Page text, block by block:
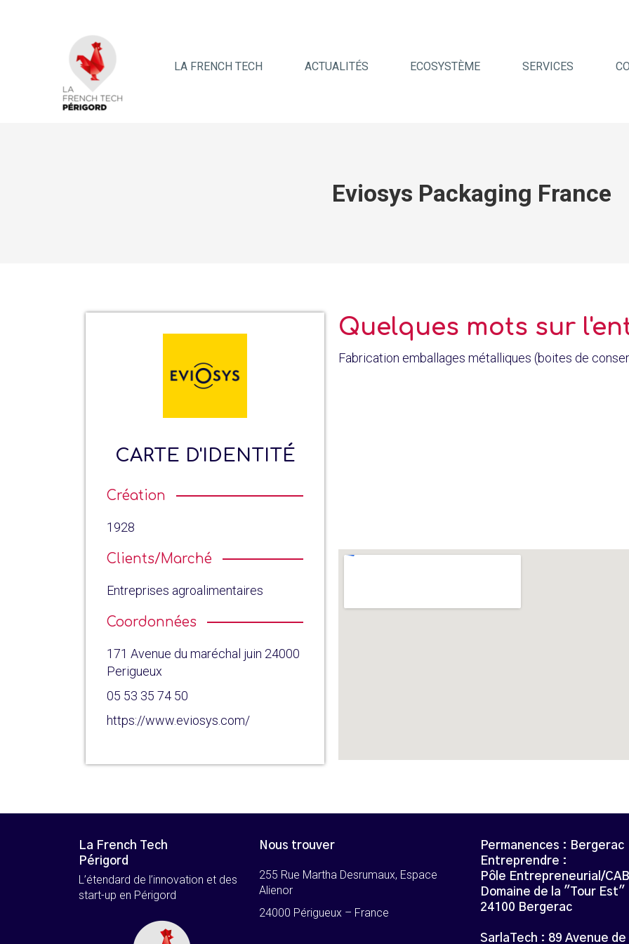
LA FRENCH TECH ACTUALITÉS ECOSYSTÈME SERVICES
Eviosys Packaging France
CARTE D'IDENTITÉ
Création
1928
Clients/Marché
Entreprises agroalimentaires
Coordonnées
171 Avenue du maréchal juin 24000
Perigueux
05 53 35 74 50
https://www.eviosys.com/
Quelques mots sur
Fabrication emballages métalliques (boites de
La French Tech
Périgord
L’étendard de l’innovation et des
start-up en Périgord
Nous trouver
255 Rue Martha Desrumaux, Espace
Alienor
24000 Périgueux – France
Permanences : Bergerac
Entreprendre :
Pôle Entrepreneurial/CAB
Domaine de la "Tour Est"
24100 Bergerac
SarlaTech : 89 Avenue de